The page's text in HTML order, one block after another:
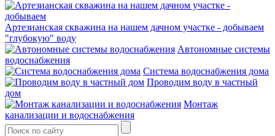
Артезианская скважина на нашем дачном участке - добываем
"глубокую" воду
Автономные системы
водоснабжения
Система водоснабжения дома
Проводим воду в частный
дом
Монтаж
канализации и водоснабжения